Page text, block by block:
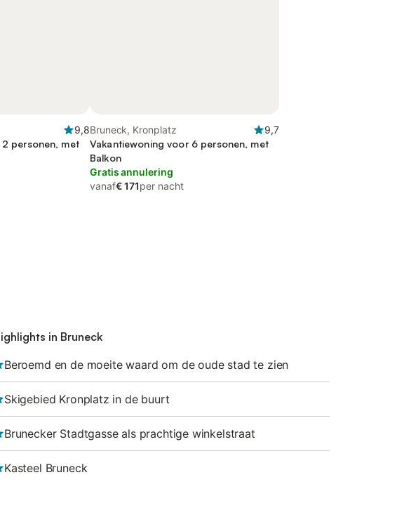
9,8
personen, met
Bruneck, Kronplatz
9,7
Vakantiewoning voor 6 personen, met
Balkon
Gratis annulering
vanaf€ 171per nacht
in Bruneck
Beroemd en de moeite waard om de oude stad te zien
Skigebied Kronplatz in de buurt
Brunecker Stadtgasse als prachtige winkelstraat
Kasteel Bruneck